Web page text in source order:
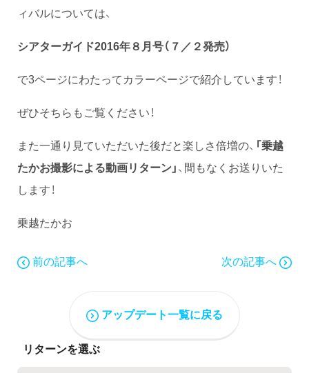
ィバルについては、
シアターガイド2016年８月号（７／２発売）
で3ページにわたってカラーページで紹介しています！
ぜひそちらもご覧ください！
また一通り見ていただいた後だと楽しさ倍増の、 「乗越
たかお撮影による動画リターン」、間もなくお送りいた
します！
乗越たかお
前の記事へ 次の記事へ
アップデート一覧に戻る
リターンを選ぶ